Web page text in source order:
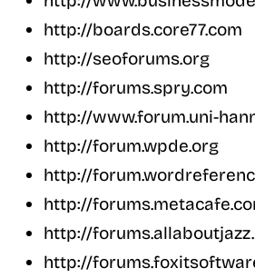
http://boards.core77.com
http://seoforums.org
http://forums.spry.com
http://www.forum.uni-
http://forum.wpde.org
http://
http://
http://
http://